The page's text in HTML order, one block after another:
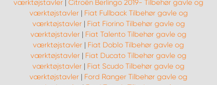
værktøjstavler | Citroën Berlingo 2019- Tilbehør gavle og
værktøjstavler| Fiat Fullback Tilbehør gavle og
værktøjstavler| Fiat Fiorino Tilbehør gavle og
værktøjstavler | Fiat Talento Tilbehør gavle og
værktøjstavler | Fiat Doblo Tilbehør gavle og
værktøjstavler | Fiat Ducato Tilbehør gavle og
værktøjstavler | Fiat Scudo Tilbehør gavle og
værktøjstavler | Ford Ranger Tilbehør gavle og